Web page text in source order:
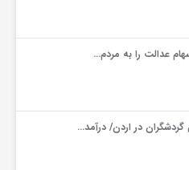
عدالت را به مردم…